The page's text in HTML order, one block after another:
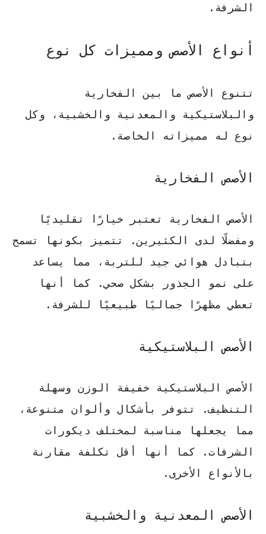
الشرفة.
أنواع الأصص ومميزات كل نوع
تتنوع الأصص ما بين الفخارية
والبلاستيكية والمعدنية والخشبية، وكل
نوع له مميزاته الخاصة.
الأصص الفخارية
الأصص الفخارية تعتبر خيارًا تقليديًا
ومفضلًا لدى الكثيرين. تتميز بكونها تسمح
بتبادل هوائي جيد للتربة، مما يساعد
على نمو الجذور بشكل صحي. كما أنها
تعطي مظهرًا جماليًا طبيعيًا للشرفة.
الأصص البلاستيكية
الأصص البلاستيكية خفيفة الوزن وسهلة
التنظيف. تتوفر بأشكال وألوان متنوعة،
مما يجعلها مناسبة لمختلف ديكورات
الشرفات. كما أنها أقل تكلفة مقارنة
بالأنواع الأخرى.
الأصص المعدنية والخشبية